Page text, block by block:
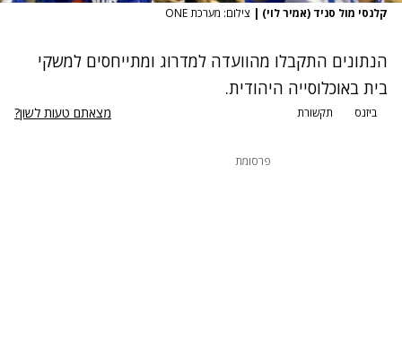
קלנסי מול סניד (אמיר לוי) | צילום: מערכת ONE
הנתונים התקבלו מהוועדה למדרוג ומתייחסים למשקי
בית באוכלוסייה היהודית.
ביזנס תקשורת מצאתם טעות לשון?
פרסומת